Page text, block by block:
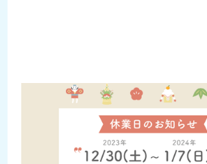
2023-12-20
年末年始の営業について